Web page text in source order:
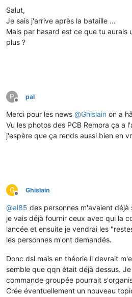
Salut,
Je sais j'arrive après la bataille ...
Mais par hasard est ce que tu aurais
plus ?
P
Offline
pal
Merci pour les news @Ghislain on a
Vu les photos des PCB Remora ça a
j'espère que ça rends aussi bien en
G
Offline
Ghislain
@al85 des personnes m'avaient
je vais déjà fournir ceux avec qui la
lancée et ensuite je vendrai les
les personnes m'ont demandés.
Donc dsl mais en théorie il devrait
semble que qqn était déjà dessus.
commande groupée pourrait
Crée éventuellement un nouveau